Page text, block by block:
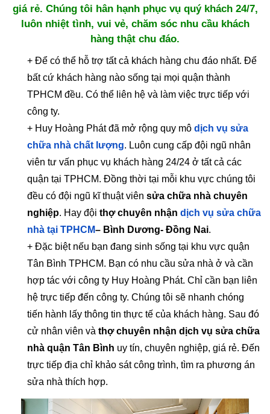
giá rẻ. Chúng tôi hân hạnh phục vụ quý khách 24/7,
luôn nhiệt tình, vui vẻ, chăm sóc nhu cầu khách
hàng thật chu đáo.
+ Để có thể hỗ trợ tất cả khách hàng chu đáo nhất. Để
bất cứ khách hàng nào sống tại mọi quận thành
TPHCM đều. Có thể liên hệ và làm việc trực tiếp với
công ty.
+ Huy Hoàng Phát đã mở rộng quy mô dịch vụ sửa
chữa nhà chất lượng. Luôn cung cấp đội ngũ nhân
viên tư vấn phục vụ khách hàng 24/24 ở tất cả các
quận tại TPHCM. Đồng thời tại mỗi khu vực chúng tôi
đều có đội ngũ kĩ thuật viên sửa chữa nhà chuyên
nghiệp. Hay đội thợ chuyên nhận dịch vụ sửa chữa
nhà tại TPHCM– Bình Dương- Đồng Nai.
+ Đặc biệt nếu bạn đang sinh sống tại khu vực quận
Tân Bình TPHCM. Bạn có nhu cầu sửa nhà ở và cần
hợp tác với công ty Huy Hoàng Phát. Chỉ cần bạn liên
hệ trực tiếp đến công ty. Chúng tôi sẽ nhanh chóng
tiến hành lấy thông tin thực tế của khách hàng. Sau đó
cử nhân viên và thợ chuyên nhận dịch vụ sửa chữa
nhà quận Tân Bình uy tín, chuyên nghiệp, giá rẻ. Đến
trực tiếp địa chỉ khảo sát công trình, tìm ra phương án
sửa nhà thích hợp.